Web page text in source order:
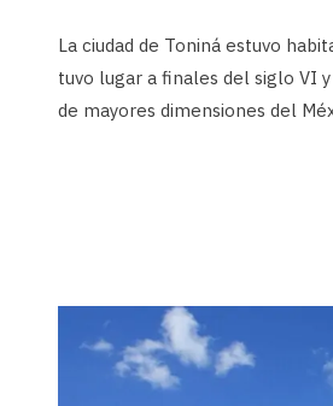
La ciudad de Toniná estuvo
tuvo lugar a finales del siglo VI
de mayores dimensiones del